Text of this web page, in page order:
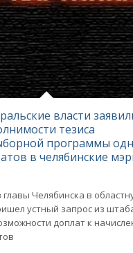
власти
тезиса
программы
в челябинские
Челябинска в
устный запрос из
доплат к